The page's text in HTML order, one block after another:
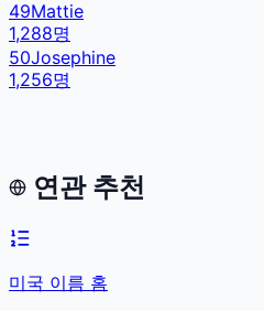
49Mattie
1,288명
50Josephine
1,256명
연관 추천
미국 이름 홈